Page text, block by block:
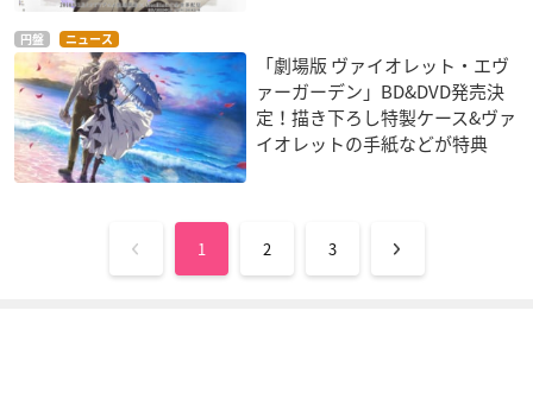
円盤 ニュース
「劇場版 ヴァイオレット・エヴ
ァーガーデン」BD&DVD発売決
定！描き下ろし特製ケース&ヴァ
イオレットの手紙などが特典
1 2 3